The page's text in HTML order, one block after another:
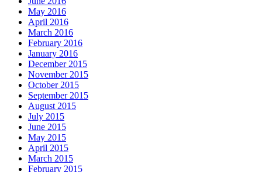
May 2016
April 2016
March 2016
February 2016
January 2016
December 2015
November 2015
October 2015
September 2015
August 2015
July 2015
June 2015
May 2015
April 2015
March 2015
February 2015